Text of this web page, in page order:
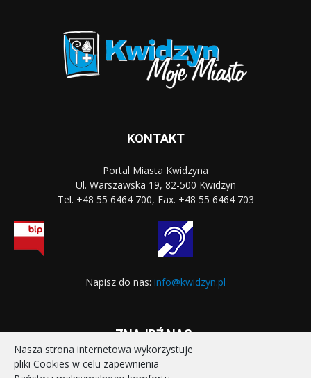
KONTAKT
Portal Miasta Kwidzyna
Ul. Warszawska 19, 82-500 Kwidzyn
Tel. +48 55 6464 700, Fax. +48 55 6464 703
Napisz do nas: info@kwidzyn.pl
ZNAJDŹ NAS:
Nasza strona internetowa wykorzystuje
pliki Cookies w celu zapewnienia